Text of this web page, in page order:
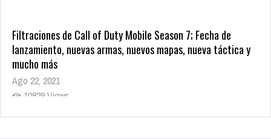
Filtraciones de Call of Duty Mobile Season 7; Fecha de
lanzamiento, nuevas armas, nuevos mapas, nueva táctica y
mucho más
Ago 22, 2021
10829 Views
La configuración de Call of Duty 2021 aparentemente ya fue